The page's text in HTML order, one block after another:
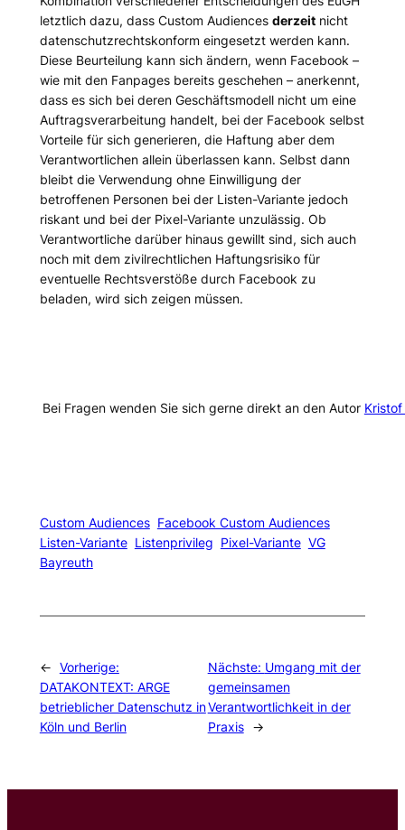
letztlich dazu, dass Custom Audiences derzeitnicht
datenschutzrechtskonform eingesetzt werden kann.
Diese Beurteilung kann sich ändern, wenn Facebook –
wie mit den Fanpages bereits geschehen – anerkennt,
dass es sich bei deren Geschäftsmodell nicht um eine
Auftragsverarbeitung handelt, bei der Facebook selbst
Vorteile für sich generieren, die Haftung aber dem
Verantwortlichen allein überlassen kann. Selbst dann
bleibt die Verwendung ohne Einwilligung der
betroffenen Personen bei der Listen-Variante jedoch
riskant und bei der Pixel-Variante unzulässig. Ob
Verantwortliche darüber hinaus gewillt sind, sich auch
noch mit dem zivilrechtlichen Haftungsrisiko für
eventuelle Rechtsverstöße durch Facebook zu
beladen, wird sich zeigen müssen.
Bei Fragen wenden Sie sich gerne direkt an den Autor Kristof
Custom Audiences Facebook Custom Audiences
Listen-Variante Listenprivileg Pixel-Variante VG
Bayreuth
← Vorherige:
DATAKONTEXT: ARGE
betrieblicher Datenschutz in
Köln und Berlin
Nächste: Umgang mit der
gemeinsamen
Verantwortlichkeit in der
Praxis
→